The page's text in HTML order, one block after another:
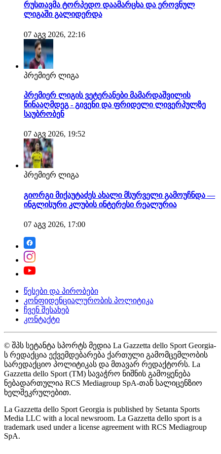
რუსთავმა ტორპედო დაამარცხა და ეროვნულ
ლიგაში გალიდერდა
07 აგვ 2026, 22:16
პრემიერ ლიგა
პრემიერ ლიგის ვეტერანები მამარდაშვილის
წინააღმდეგ - გივენი და ფრიდელი ლივერპულზე
საუბრობენ
07 აგვ 2026, 19:52
პრემიერ ლიგა
გიორგი მიქაუტაძეს ახალი მსურველი გამოუჩნდა —
ინგლისური კლუბის ინტერესი რეალურია
07 აგვ 2026, 17:00
წესები და პირობები
კონფიდენციალურობის პოლიტიკა
ჩვენ შესახებ
კონტაქტი
© შპს სეტანტა სპორტს მედია La Gazzetta dello Sport Georgia-
ს რედაქცია ექვემდებარება ქართული გამომცემლობის
სარედაქციო პოლიტიკას და მთავარ რედაქტორს. La
Gazzetta dello Sport (TM) სავაჭრო ნიშნის გამოყენება
ნებადართულია RCS Mediagroup SpA-თან სალიცენზიო
ხელშეკრულებით.
La Gazzetta dello Sport Georgia is published by Setanta Sports
Media LLC with a local newsroom. La Gazzetta dello sport is a
trademark used under a license agreement with RCS Mediagroup
SpA.